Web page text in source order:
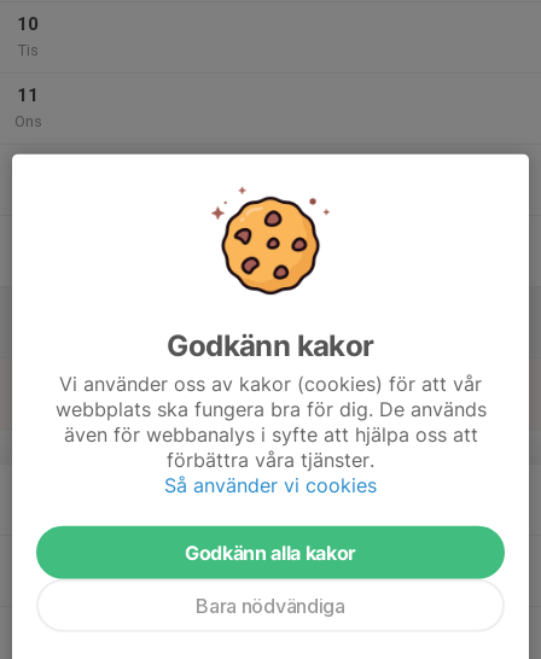
10
Tis
11
Ons
v.47
17
Godkänn kakor
Vi använder oss av kakor (cookies) för att vår
webbplats ska fungera bra för dig. De används
även för webbanalys i syfte att hjälpa oss att
förbättra våra tjänster.
Så använder vi cookies
Godkänn alla kakor
Bara nödvändiga